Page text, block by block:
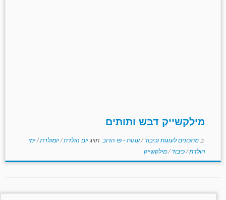
מילקשייק דבש ותותים
ב מתכונים לעוגות וכיבוד/עוגות - פו הדוב תויגיום הולדת/יומולדת/ימי
הולדת/כיבוד/מילקשייק